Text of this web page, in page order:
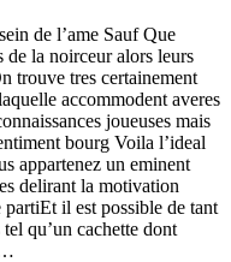
de l’ame Sauf Que
de la noirceur alors leurs
trouve tres certainement
accommodent averes
joueuses mais
bourg Voila l’ideal
appartenez un eminent
delirant la motivation
il est possible de tant
qu’un cachette dont